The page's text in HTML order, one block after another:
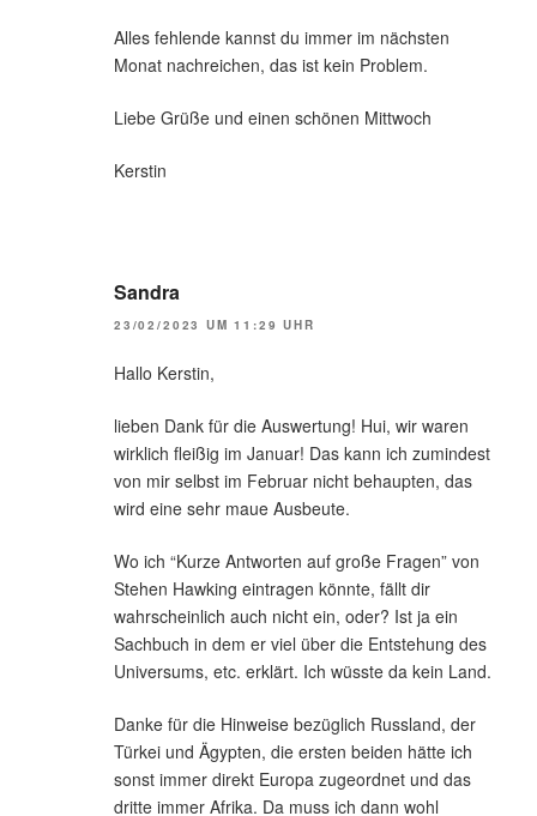
Alles fehlende kannst du immer im nächsten
Monat nachreichen, das ist kein Problem.
Liebe Grüße und einen schönen Mittwoch
Kerstin
Sandra
23/02/2023 UM 11:29 UHR
Hallo Kerstin,
lieben Dank für die Auswertung! Hui, wir waren
wirklich fleißig im Januar! Das kann ich zumindest
von mir selbst im Februar nicht behaupten, das
wird eine sehr maue Ausbeute.
Wo ich “Kurze Antworten auf große Fragen” von
Stehen Hawking eintragen könnte, fällt dir
wahrscheinlich auch nicht ein, oder? Ist ja ein
Sachbuch in dem er viel über die Entstehung des
Universums, etc. erklärt. Ich wüsste da kein Land.
Danke für die Hinweise bezüglich Russland, der
Türkei und Ägypten, die ersten beiden hätte ich
sonst immer direkt Europa zugeordnet und das
dritte immer Afrika. Da muss ich dann wohl